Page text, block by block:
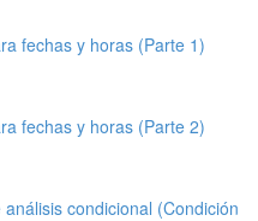
fechas y horas (Parte 1)
fechas y horas (Parte 2)
condicional (Condición